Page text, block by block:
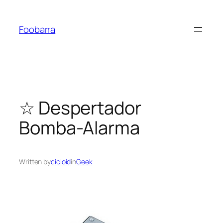
contenido
Foobarra
☆ Despertador
Bomba-Alarma
Written bycicloidinGeek